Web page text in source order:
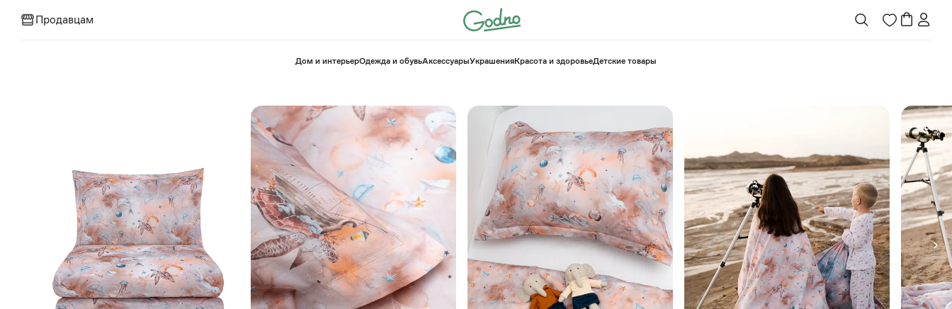
Продавцам
⁠Дом и интерьерОдежда и обувьАксессуарыУкрашенияКрасота и здоровье⁠Детские товары